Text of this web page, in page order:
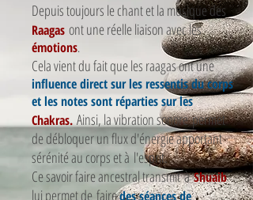
Depuis toujours le chant et la musique des
Raagas ont une réelle liaison avec les
émotions.
Cela vient du fait que les raagas ont une
influence direct sur les ressentis du corps
et les notes sont réparties sur les
Chakras. Ainsi, la vibration sonore permet
de débloquer un flux d'énergie apportant
sérénité au corps et à l'esprit.
Ce savoir faire ancestral transmit àShuaib
lui permet de fairedes séances de